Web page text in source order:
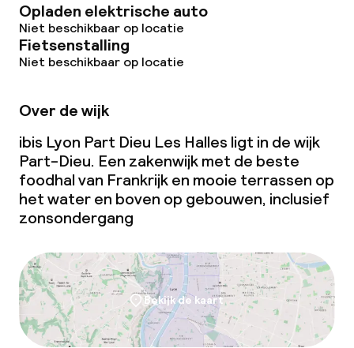
Opladen elektrische auto
Niet beschikbaar op locatie
Fietsenstalling
Niet beschikbaar op locatie
Over de wijk
ibis Lyon Part Dieu Les Halles ligt in de wijk
Part-Dieu. Een zakenwijk met de beste
foodhal van Frankrijk en mooie terrassen op
het water en boven op gebouwen, inclusief
zonsondergang
Bekijk de kaart